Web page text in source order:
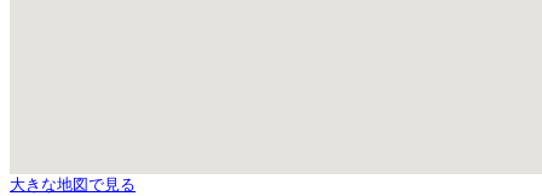
大きな地図で見る